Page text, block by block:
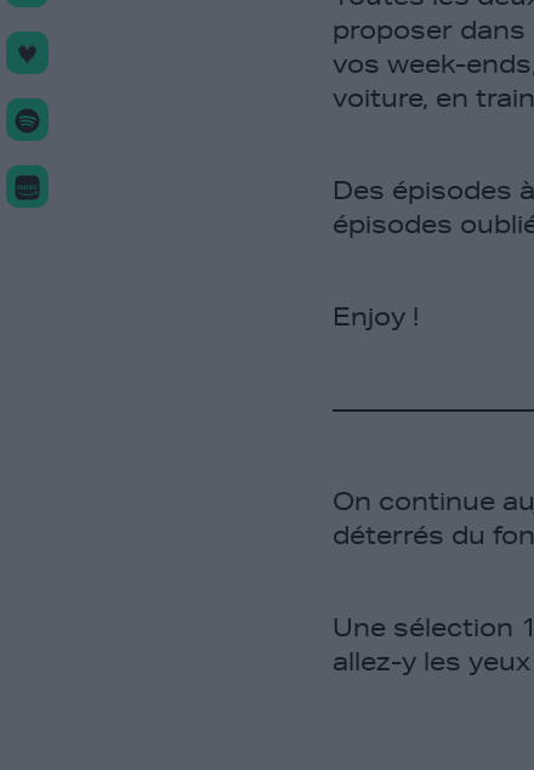
proposer dans
vos week-
voiture, en
Des épisodes
épisodes
Enjoy !
On continue
déterrés du
Une sélection
allez-y les